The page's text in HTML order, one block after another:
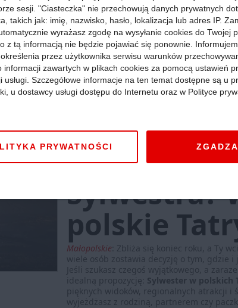
pod Tatrami
Cała Polska:Polskie Tatry słusznie cieszą
Podzielają to tłumy turystów
kierunek wakacyjny, ale też weekendowy.
regeneracji, romantycznym pobycie we
doświadczenia niezwykłej atmosfery
Atrakcje »
Nie masz
Sylwestra?
polskie
Małopolskie Zbliża się koniec roku, a Ty
wiele osób zostawia decyzję o tym, gdzie
Jeśli szukasz czegoś wyjątkowego, a
idealną propozycję: Sylwester w polskich
pięknych widoków, regionalnych atrakcji i
wyjeżdżasz z rodziną, partnerem czy
sesji. "Ciasteczka" nie przechowują danych prywatnych
takich jak: imię, nazwisko, hasło, lokalizacja lub adres IP.
wyrażasz zgodę na wysyłanie cookies do Twojej
z tą informacją nie będzie pojawiać się ponownie.
przez użytkownika serwisu warunków
informacji zawartych w plikach cookies za pomocą ustawień
usługi. Szczegółowe informacje na ten temat dostępne są u
u dostawcy usługi dostępu do Internetu oraz w Polityce
PRYWATNOŚCI